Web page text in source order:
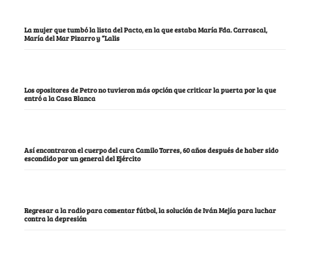
La mujer que tumbó la lista del Pacto, en la que estaba María Fda. Carrascal,
María del Mar Pizarro y “Lalis
Los opositores de Petro no tuvieron más opción que criticar la puerta por la que
entró a la Casa Blanca
Así encontraron el cuerpo del cura Camilo Torres, 60 años después de haber sido
escondido por un general del Ejército
Regresar a la radio para comentar fútbol, la solución de Iván Mejía para luchar
contra la depresión